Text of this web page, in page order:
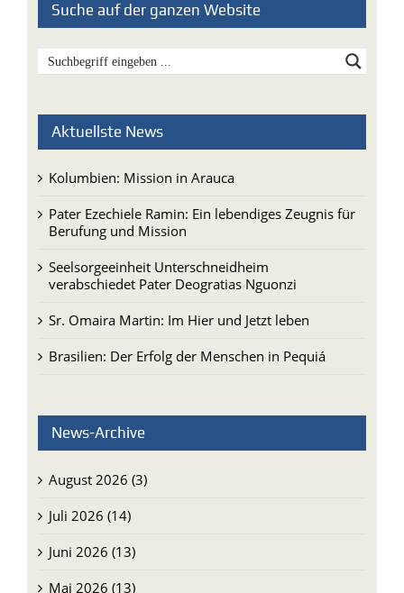
Suche auf der ganzen Website
Aktuellste News
Kolumbien: Mission in Arauca
Pater Ezechiele Ramin: Ein lebendiges Zeugnis für
Berufung und Mission
Seelsorgeeinheit Unterschneidheim
verabschiedet Pater Deogratias Nguonzi
Sr. Omaira Martin: Im Hier und Jetzt leben
Brasilien: Der Erfolg der Menschen in Pequiá
News-Archive
August 2026 (3)
Juli 2026 (14)
Juni 2026 (13)
Mai 2026 (13)